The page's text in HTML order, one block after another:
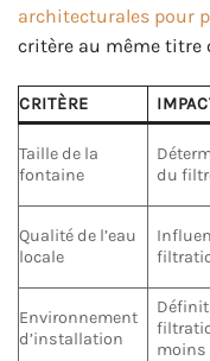
architecturales pour
critère au même titre
CRITÈRE
Taille de la
fontaine
du
Qualité de l’eau
locale
Environnement
d’installation
moins